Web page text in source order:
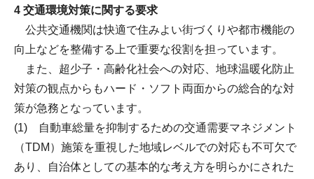
4 交通環境対策に関する要求
公共交通機関は快適で住みよい街づくりや都市機能の
向上などを整備する上で重要な役割を担っています。
また、超少子・高齢化社会への対応、地球温暖化防止
対策の観点からもハード・ソフト両面からの総合的な対
策が急務となっています。
(1) 自動車総量を抑制するための交通需要マネジメント
（TDM）施策を重視した地域レベルでの対応も不可欠で
あり、自治体としての基本的な考え方を明らかにされた